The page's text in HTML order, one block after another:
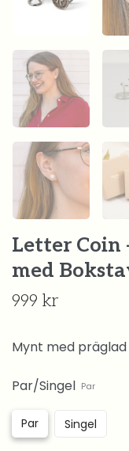
Letter Coin
med
999 kr
Mynt med
Par/Singel Par
Par Singel